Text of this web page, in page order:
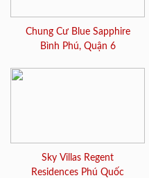
Chung Cư Blue Sapphire
Bình Phú, Quận 6
Sky Villas Regent
Residences Phú Quốc